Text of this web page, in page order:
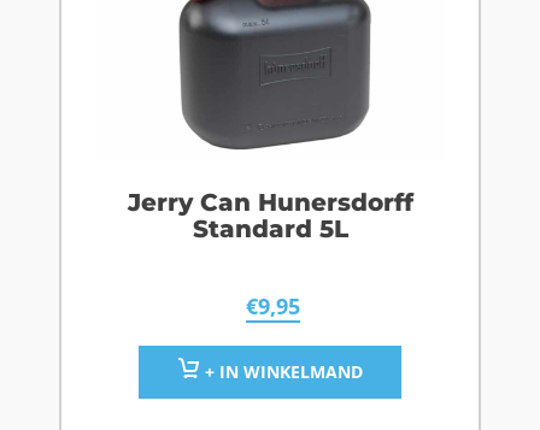
Jerry Can Hunersdorff
Standard 5L
€9,95
+ IN WINKELMAND